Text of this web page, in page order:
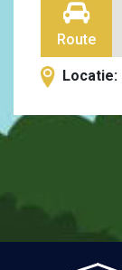
Route
Locatie: